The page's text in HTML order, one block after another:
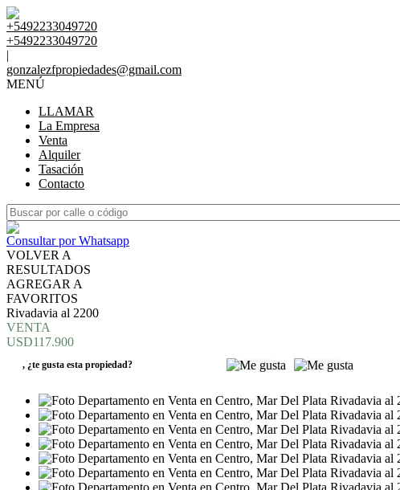
+5492233049720
+5492233049720
|
gonzalezfpropiedades@gmail.com
MENÚ
LLAMAR
La Empresa
Venta
Alquiler
Tasación
Contacto
Consultar por Whatsapp
VOLVER A
RESULTADOS
AGREGAR A
FAVORITOS
Rivadavia al 2200
VENTA
USD117.900
, ¿te gusta esta propiedad?